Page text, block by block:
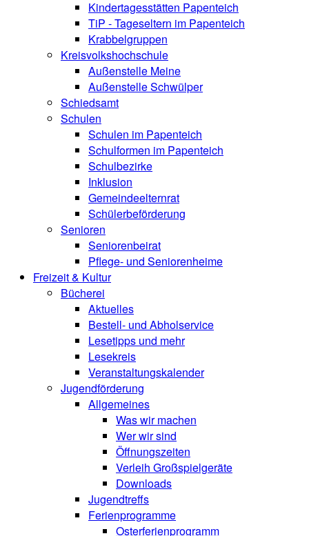
Kindertagesstätten Papenteich
TiP - Tageseltern im Papenteich
Krabbelgruppen
Kreisvolkshochschule
Außenstelle Meine
Außenstelle Schwülper
Schiedsamt
Schulen
Schulen im Papenteich
Schulformen im Papenteich
Schulbezirke
Inklusion
Gemeindeelternrat
Schülerbeförderung
Senioren
Seniorenbeirat
Pflege- und Seniorenheime
Freizeit & Kultur
Bücherei
Aktuelles
Bestell- und Abholservice
Lesetipps und mehr
Lesekreis
Veranstaltungskalender
Jugendförderung
Allgemeines
Was wir machen
Wer wir sind
Öffnungszeiten
Verleih Großspielgeräte
Downloads
Jugendtreffs
Ferienprogramme
Osterferienprogramm